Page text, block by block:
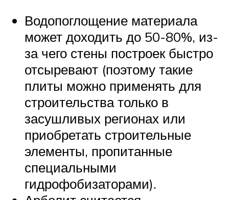
Водопоглощение материала
может доходить до 50-80%, из-
за чего стены построек быстро
отсыревают (поэтому такие
плиты можно применять для
строительства только в
засушливых регионах или
приобретать строительные
элементы, пропитанные
специальными
гидрофобизаторами).